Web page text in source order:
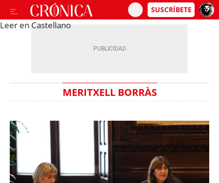
Leer en Castellano
MERITXELL BORRÀS